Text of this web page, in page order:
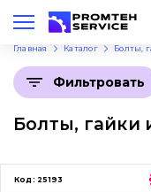
Рус
Главная Каталог Болты,
Болты, гайки
Фильтровать
Код: 25193